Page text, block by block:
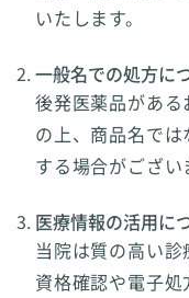
いたします。
一般名での処方に
後発医薬品があ
の上、商品名で
する場合がござい
医療情報の活用に
当院は質の高い
資格確認や電子